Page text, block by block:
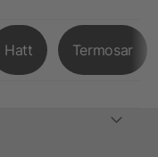
Hatt Termosar